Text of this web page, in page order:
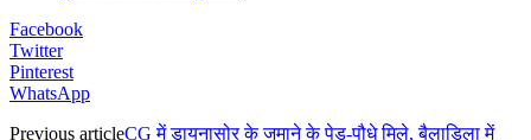
Facebook
Twitter
Pinterest
WhatsApp
Previous articleCG में डायनासोर के जमाने के पेड़-पौधे मिले, बैलाडिला में